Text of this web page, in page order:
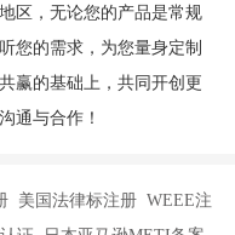
区，无论您的产品是常规
您的需求，为您量身定制
赢的基础上，共同开创更
通与合作！
美国法律标注册 WEEE注